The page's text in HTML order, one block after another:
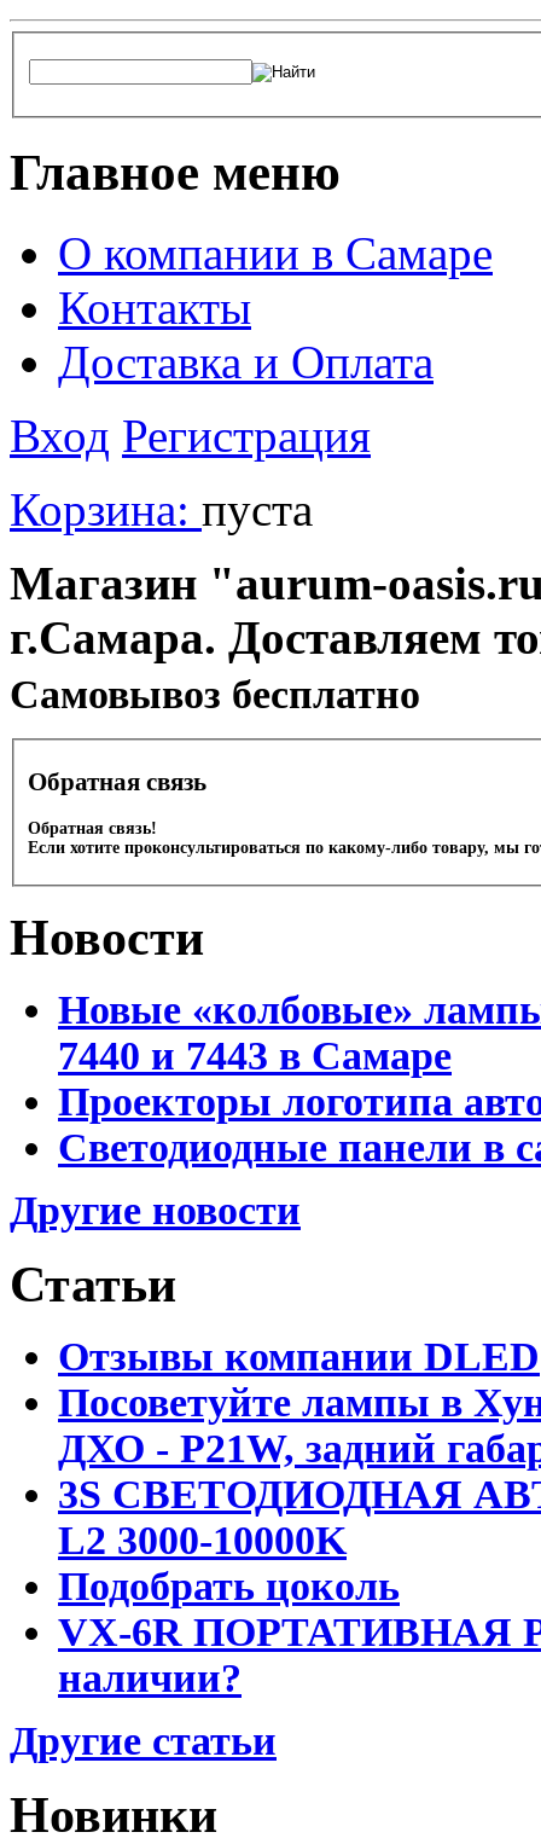
Главное меню
О компании в Самаре
Контакты
Доставка и Оплата
Вход Регистрация
Корзина: пуста
Магазин "aurum-
г.Самара. Доставляем
Cамовывоз бесплатно
Обратная связь
Обратная связь!
Если хотите проконсультироваться по какому-либо товару, мы
Новости
Новые «колбовые»
7440 и 7443 в Самаре
Проекторы логотипа
Светодиодные панели в
Другие новости
Статьи
Отзывы компании DLED
Посоветуйте лампы в
ДХО - P21W, задний
3S СВЕТОДИОДНАЯ
L2 3000-10000K
Подобрать цоколь
VX-6R ПОРТАТИВНАЯ
наличии?
Другие статьи
Новинки